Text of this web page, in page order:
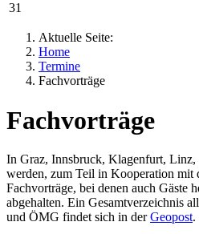
31
Aktuelle Seite:
Home
Termine
Fachvorträge
Fachvorträge
In Graz, Innsbruck, Klagenfurt, Linz,
werden, zum Teil in Kooperation mit
Fachvorträge, bei denen auch Gäste
abgehalten. Ein Gesamtverzeichnis
und ÖMG findet sich in derGeopost.